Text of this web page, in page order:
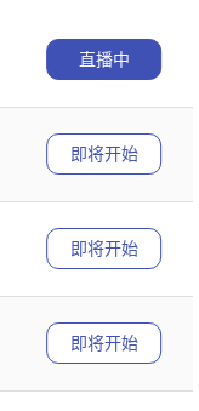
直播中
即将开始
即将开始
即将开始